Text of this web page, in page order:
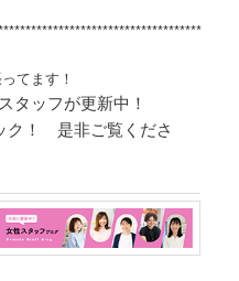
てます！
タッフが更新中！
ク！ 是非ご覧くださ